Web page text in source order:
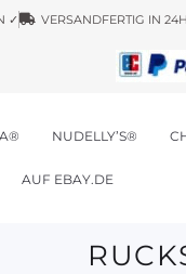
✓ VERSANDFERTIG IN
NUDELLY’S®
AUF EBAY.DE